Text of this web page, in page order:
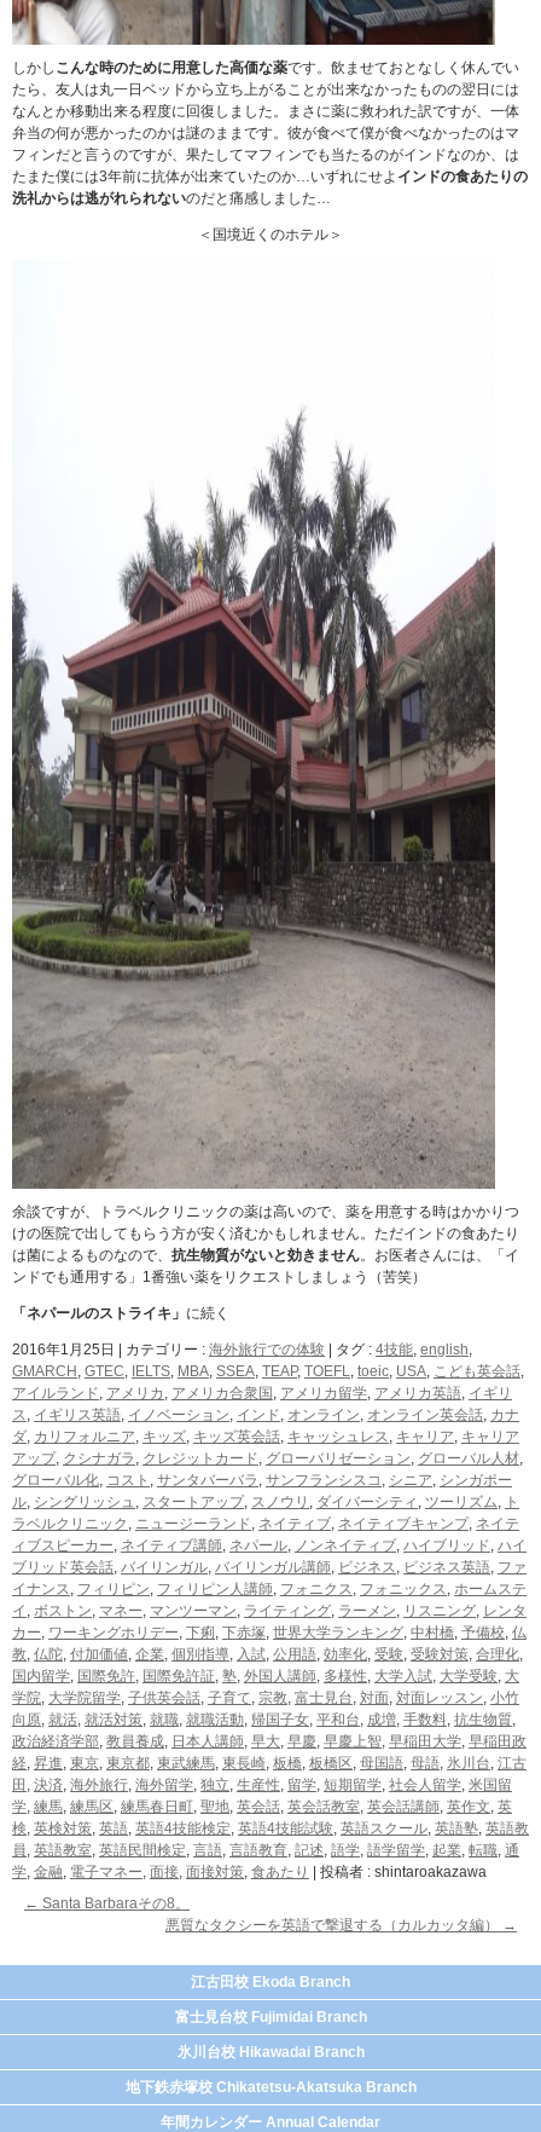
しかし こんな時のために用意した高価な薬です。飲ませておとなしく休んでい
たら、友人は丸一日ベッドから立ち上がることが出来なかったものの翌日には
なんとか移動出来る程度に回復しました。まさに薬に救われた訳ですが、一体
弁当の何が悪かったのかは謎のままです。彼が食べて僕が食べなかったのはマ
フィンだと言うのですが、果たしてマフィンでも当たるのがインドなのか、は
たまた僕には3年前に抗体が出来ていたのか…いずれにせよ インドの食あたりの
洗礼からは逃がれられないのだと痛感しました…
＜国境近くのホテル＞
余談ですが、トラベルクリニックの薬は高いので、薬を用意する時はかかりつ
けの医院で出してもらう方が安く済むかもしれません。ただインドの食あたり
は菌によるものなので、 抗生物質がないと効きません。お医者さんには、「イ
ンドでも通用する」1番強い薬をリクエストしましょう（苦笑）
「ネパールのストライキ」 に続く
2016年1月25日 カテゴリー : 海外旅行での体験 タグ : 4技能, english,
GMARCH , GTEC, IELTS, MBA, SSEA, TEAP, TOEFL, toeic, USA, こども英会話,
アイルランド, アメリカ , アメリカ合衆国 , アメリカ留学, アメリカ英語, イギリ
ス, イギリス英語, イノベーション, インド, オンライン, オンライン英会話, カナ
ダ, カリフォルニア, キッズ, キッズ英会話, キャッシュレス, キャリア, キャリア
アップ, クシナガラ , クレジットカード, グローバリゼーション, グローバル人材,
グローバル化, コスト , サンタバーバラ , サンフランシスコ , シニア, シンガポー
ル, シングリッシュ , スタートアップ, スノウリ , ダイバーシティ , ツーリズム, ト
ラベルクリニック , ニュージーランド, ネイティブ, ネイティブキャンプ, ネイテ
ィブスピーカー, ネイティブ講師, ネパール, ノンネイティブ, ハイブリッド, ハイ
ブリッド英会話, バイリンガル, バイリンガル講師, ビジネス, ビジネス英語, ファ
イナンス, フィリピン, フィリピン人講師, フォニクス, フォニックス, ホームステ
イ , ボストン, マネー, マンツーマン, ライティング, ラーメン, リスニング, レンタ
カー, ワーキングホリデー, 下痢 , 下赤塚, 世界大学ランキング, 中村橋, 予備校, 仏
教, 仏陀, 付加価値, 企業, 個別指導, 入試, 公用語, 効率化, 受験, 受験対策, 合理化,
国内留学, 国際免許, 国際免許証, 塾, 外国人講師, 多様性, 大学入試, 大学受験, 大
学院, 大学院留学, 子供英会話, 子育て, 宗教, 富士見台, 対面, 対面レッスン, 小竹
向原, 就活, 就活対策, 就職, 就職活動, 帰国子女, 平和台, 成増, 手数料, 抗生物質,
政治経済学部, 教員養成, 日本人講師, 早大, 早慶, 早慶上智, 早稲田大学, 早稲田政
経, 昇進, 東京, 東京都, 東武練馬, 東長崎, 板橋, 板橋区, 母国語, 母語, 氷川台, 江古
田 , 決済, 海外旅行, 海外留学, 独立, 生産性, 留学, 短期留学, 社会人留学, 米国留
学, 練馬, 練馬区, 練馬春日町, 聖地, 英会話, 英会話教室, 英会話講師, 英作文, 英
検, 英検対策, 英語, 英語4技能検定, 英語4技能試験, 英語スクール, 英語塾, 英語教
員, 英語教室, 英語民間検定, 言語, 言語教育, 記述, 語学, 語学留学, 起業, 転職, 通
学, 金融, 電子マネー, 面接, 面接対策, 食あたり
投稿者 : shintaroakazawa
← Santa Barbaraその8。
悪質なタクシーを英語で撃退する（カルカッタ編）
→
江古田校 Ekoda Branch
富士見台校 Fujimidai Branch
氷川台校 Hikawadai Branch
地下鉄赤塚校 Chikatetsu-Akatsuka Branch
年間カレンダー Annual Calendar